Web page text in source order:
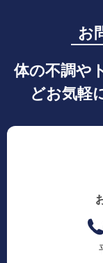
お
体の不調や
どお気軽